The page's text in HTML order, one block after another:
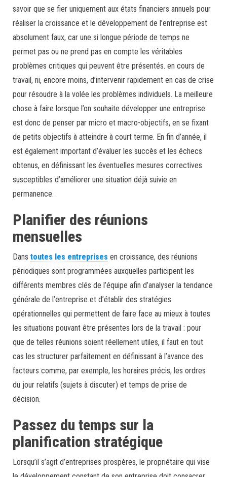
savoir que se fier uniquement aux états financiers annuels pour
réaliser la croissance et le développement de l’entreprise est
absolument faux, car une si longue période de temps ne
permet pas ou ne prend pas en compte les véritables
problèmes critiques qui peuvent être présentés. en cours de
travail, ni, encore moins, d’intervenir rapidement en cas de crise
pour résoudre à la volée les problèmes individuels. La meilleure
chose à faire lorsque l’on souhaite développer une entreprise
est donc de penser par micro et macro-objectifs, en se fixant
de petits objectifs à atteindre à court terme. En fin d’année, il
est également important d’évaluer les succès et les échecs
obtenus, en définissant les éventuelles mesures correctives
susceptibles d’améliorer une situation déjà suivie en
permanence.
Planifier des réunions
mensuelles
Dans toutes les entreprises en croissance, des réunions
périodiques sont programmées auxquelles participent les
différents membres clés de l’équipe afin d’analyser la tendance
générale de l’entreprise et d’établir des stratégies
opérationnelles qui permettent de faire face au mieux à toutes
les situations pouvant être présentes lors de la travail : pour
que de telles réunions soient réellement utiles, il faut en tout
cas les structurer parfaitement en définissant à l’avance des
facteurs comme, par exemple, les horaires précis, les ordres
du jour relatifs (sujets à discuter) et temps de prise de
décision.
Passez du temps sur la
planification stratégique
Lorsqu’il s’agit d’entreprises prospères, le propriétaire qui vise